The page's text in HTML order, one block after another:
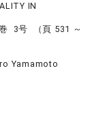
IN
3号 （頁 531 ～
Yamamoto